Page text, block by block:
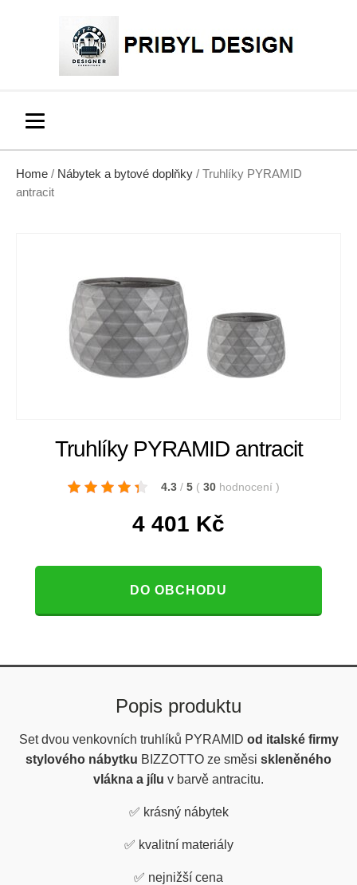
Home / Nábytek a bytové doplňky / Truhlíky PYRAMID
antracit
Truhlíky PYRAMID antracit
4.3 / 5 ( 30 hodnocení )
4 401 Kč
DO OBCHODU
Popis produktu
Set dvou venkovních truhlíků PYRAMID od italské firmy
stylového nábytku BIZZOTTO ze směsi skleněného
vlákna a jílu v barvě antracitu.
✅ krásný nábytek
✅ kvalitní materiály
✅ nejnižší cena